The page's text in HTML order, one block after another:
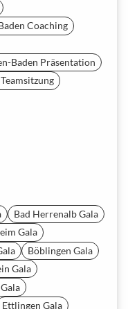
Coaching
Baden Präsentation
Bad Herrenalb Gala
Gala
Böblingen Gala
Gala
Ettlingen Gala